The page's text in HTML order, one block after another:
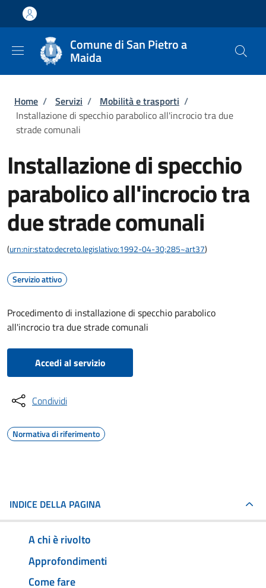
Salta al contenuto principale
Skip to footer content
Comune di San Pietro a
Maida
Briciole di pane
Home / Servizi / Mobilità e trasporti /
Installazione di specchio parabolico all'incrocio tra due
strade comunali
Installazione di specchio
parabolico all'incrocio tra
due strade comunali
(urn:nir:stato:decreto.legislativo:1992-04-30;285~art37)
Servizio attivo
Procedimento di installazione di specchio parabolico
all'incrocio tra due strade comunali
Accedi al servizio
Condividi
Normativa di riferimento
INDICE DELLA PAGINA
A chi è rivolto
Approfondimenti
Come fare